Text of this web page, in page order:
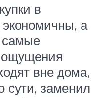
в
а
самые
ощущения
вне дома,
сути, заменил